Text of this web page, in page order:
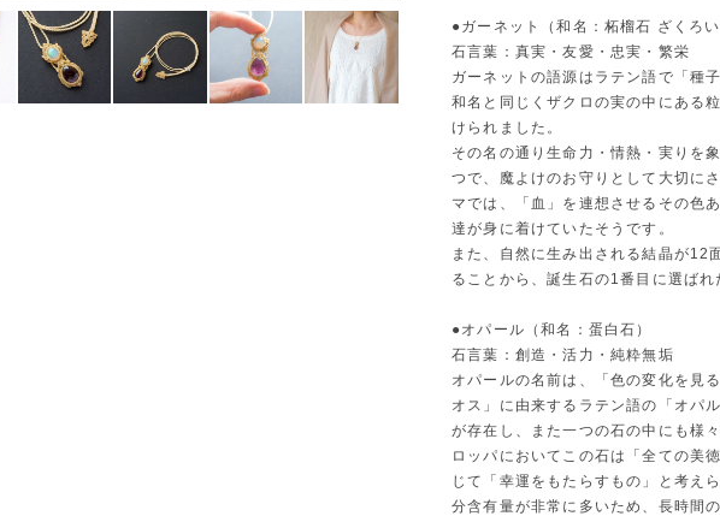
●ガーネット（和名：柘榴石 ざくろい
石言葉：真実・友愛・忠実・
ガーネットの語源はラテン語で「種
和名と同じくザクロの実の中にある
けられました。
その名の通り生命力・情熱・実りを
つで、魔よけのお守りとして大切に
マでは、「血」を連想させるその色
達が身に着けていたそうです。
また、自然に生み出される結晶が12
ることから、誕生石の1番目に選ばれ
●オパール（和名：蛋白石）
石言葉：創造・活力・純粋無垢
オパールの名前は、「色の変化を見
オス」に由来するラテン語の「オパ
が存在し、また一つの石の中にも様
ロッパにおいてこの石は「全ての美
じて「幸運をもたらすもの」と考え
分含有量が非常に多いため、長時間